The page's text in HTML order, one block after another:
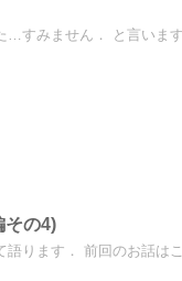
すみません． と言いま
その4)
語ります． 前回のお話は